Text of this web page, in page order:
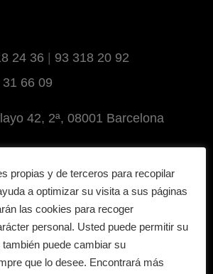
24 36
93 318 20 92
31 66 09
42, 2ª, 08001 Barcelona
propias y de terceros para recopilar
a optimizar su visita a sus páginas
las cookies para recoger
personal. Usted puede permitir su
puede cambiar su
que lo desee. Encontrará más